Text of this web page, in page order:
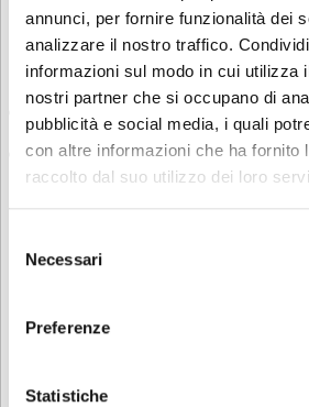
annunci, per fornire funzionalità dei
analizzare il nostro traffico.
informazioni sul modo in cui utilizza
nostri partner che si occupano di
pubblicità e social media, i quali
con altre informazioni che ha fornito
raccolto dal suo utilizzo dei loro
delNecessari
Preferenze
Statistiche
comprensione della lingua veicolare
Questa verifica può avvenire tramite:
una dichiarazione scrittada parte
conoscenza della lingua da parte del
un test di comprensione linguistica,
dell’inizio del corso
Contatti
Per avere ulteriori informazioni non
0353693707 o mandate una mail a